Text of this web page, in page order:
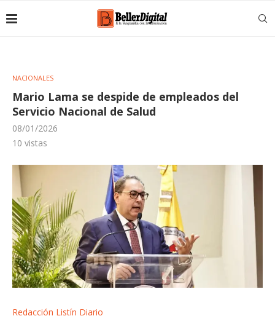
NACIONALES
Mario Lama se despide de empleados del
Servicio Nacional de Salud
08/01/2026
10 vistas
Redacción Listín Diario